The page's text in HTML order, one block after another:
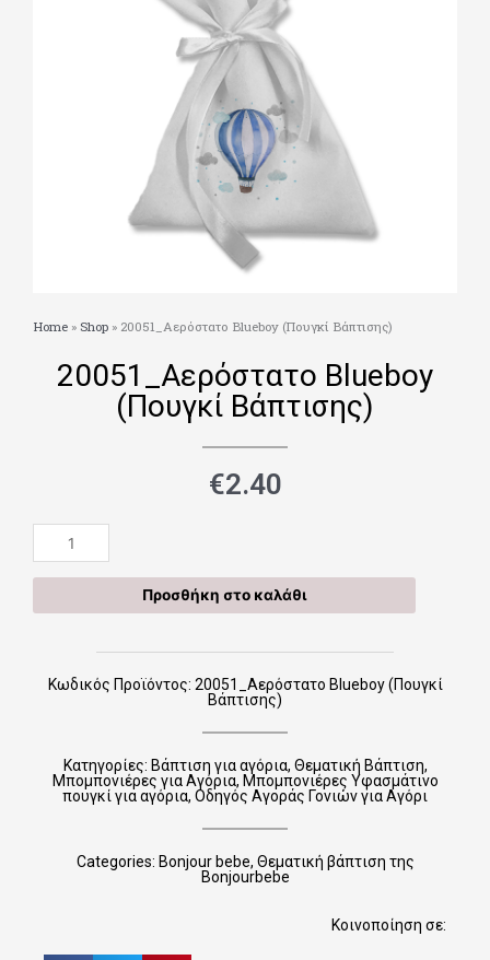
Home » Shop » 20051_Αερόστατο Blueboy (Πουγκί Βάπτισης)
20051_Αερόστατο Blueboy
(Πουγκί Βάπτισης)
€2.40
20051_Αερόστατο
Blueboy
(Πουγκί
Προσθήκη στο καλάθι
Κωδικός Προϊόντος: 20051_Αερόστατο Blueboy (Πουγκί
Βάπτισης)
Κατηγορίες: Βάπτιση για αγόρια, Θεματική Βάπτιση,
Μπομπονιέρες για Αγόρια, Μπομπονιέρες Υφασμάτινο
πουγκί για αγόρια, Οδηγός Αγοράς Γονιών για Αγόρι
Categories: Bonjour bebe, Θεματική βάπτιση της
Bonjourbebe
Κοινοποίηση σε: